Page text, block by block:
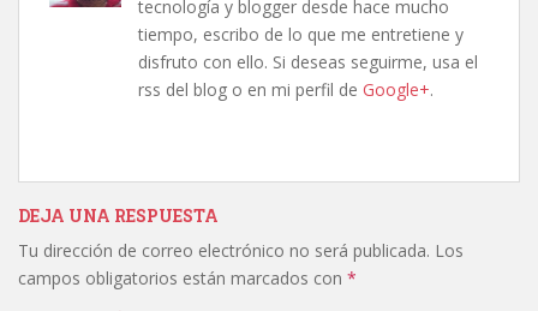
tecnología y blogger desde hace mucho
tiempo, escribo de lo que me entretiene y
disfruto con ello. Si deseas seguirme, usa el
rss del blog o en mi perfil de Google+.
DEJA UNA RESPUESTA
Tu dirección de correo electrónico no será publicada. Los
campos obligatorios están marcados con *